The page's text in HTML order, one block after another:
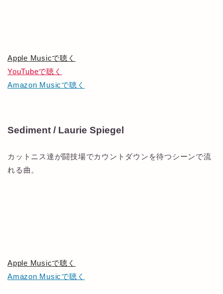
Apple Musicで聴く
YouTubeで聴く
Amazon Musicで聴く
Sediment / Laurie Spiegel
カットニス達が闘技場でカウントダウンを待つシーンで流
れる曲。
Apple Musicで聴く
Amazon Musicで聴く